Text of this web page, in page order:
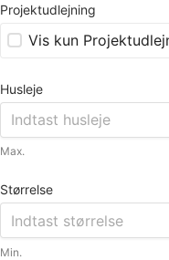
Projektudlejning
Vis kun
Husleje
Max.
Størrelse
Min.